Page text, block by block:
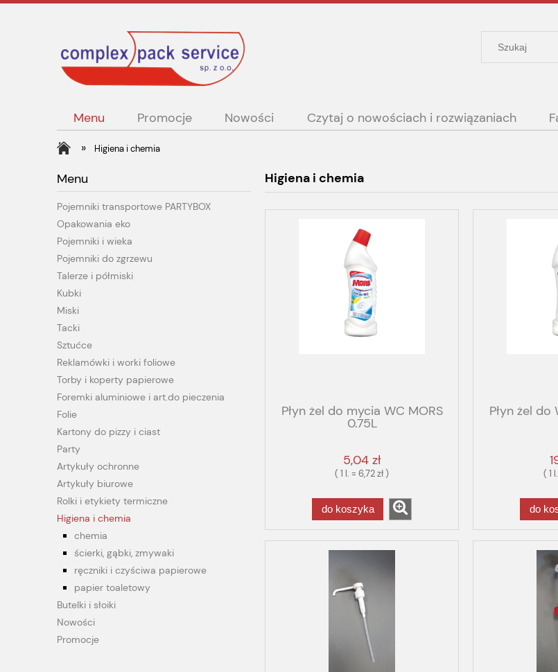
Menu Promocje Nowości Czytaj o nowościach i rozwiązaniach
» Higiena i chemia
Menu
Pojemniki transportowe PARTYBOX
Opakowania eko
Pojemniki i wieka
Pojemniki do zgrzewu
Talerze i półmiski
Kubki
Miski
Tacki
Sztućce
Reklamówki i worki foliowe
Torby i koperty papierowe
Foremki aluminiowe i art.do pieczenia
Folie
Kartony do pizzy i ciast
Party
Artykuły ochronne
Artykuły biurowe
Rolki i etykiety termiczne
Higiena i chemia
chemia
ścierki, gąbki, zmywaki
ręczniki i czyściwa papierowe
papier toaletowy
Butelki i słoiki
Nowości
Promocje
Higiena i chemia
Płyn żel do mycia WC MORS
0.75L
5,04 zł
( 1 l. = 6,72 zł )
do koszyka
Płyn żel do
( 1
do